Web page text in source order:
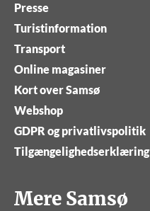
Presse
Turistinformation
Transport
Online magasiner
Kort over Samsø
Webshop
GDPR og privatlivspolitik
Tilgængelighedserklæring
Mere Samsø